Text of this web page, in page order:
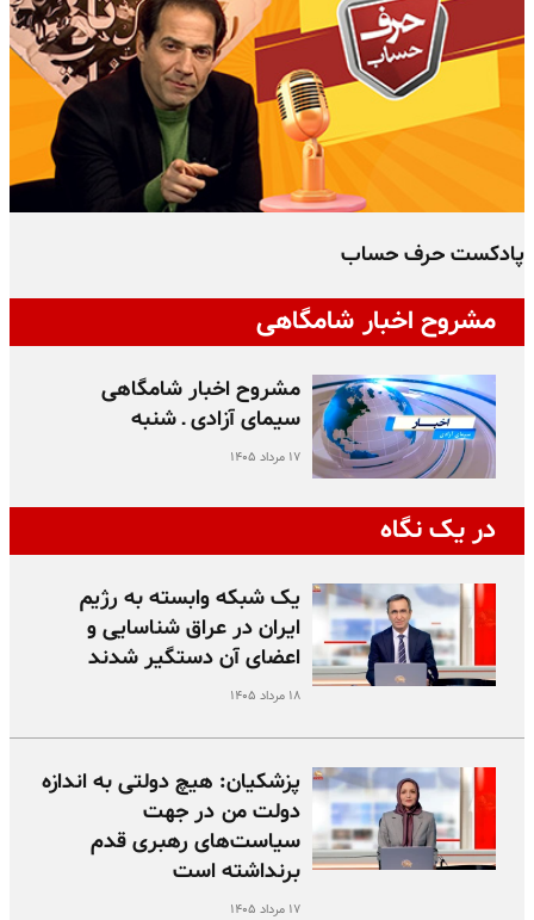
پادکست حرف حساب
مشروح اخبار شامگاهی
مشروح اخبار شامگاهی
سیمای آزادی ـ شنبه
۱۷ مرداد ۱۴۰۵
در یک نگاه
یک شبکه وابسته به رژیم
ایران در عراق شناسایی و
اعضای آن دستگیر شدند
۱۸ مرداد ۱۴۰۵
پزشکیان: هیچ دولتی به اندازه
دولت من در جهت
سیاست‌های رهبری قدم
برنداشته است
۱۷ مرداد ۱۴۰۵